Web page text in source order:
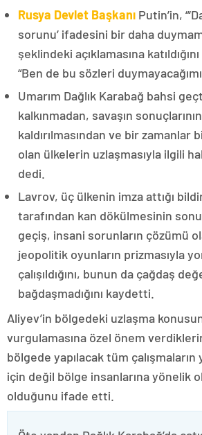
Rusya Devlet Başkanı Putin’in,
sorunu’ ifadesini bir daha
şeklindeki açıklamasına
“Ben de bu sözleri
Umarım Dağlık Karabağ bahsi
kalkınmadan, savaşın
kaldırılmasından ve bir zamanlar
olan ülkelerin uzlaşmasıyla ilgili
dedi.
Lavrov, üç ülkenin imza attığı
tarafından kan dökülmesinin
geçiş, insani sorunların çözümü
jeopolitik oyunların prizmasıyla
çalışıldığını, bunun da çağdaş
bağdaşmadığını kaydetti.
Aliyev’in bölgedeki uzlaşma
vurgulamasına özel önem
bölgede yapılacak tüm çalışmaların
için değil bölge insanlarına yönelik
olduğunu ifade etti.